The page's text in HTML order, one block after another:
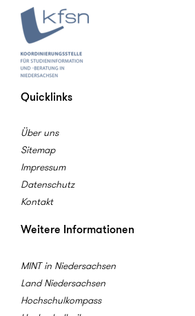
Quicklinks
Über uns
Sitemap
Impressum
Datenschutz
Kontakt
Weitere Informationen
MINT in Niedersachsen
Land Niedersachsen
Hochschulkompass